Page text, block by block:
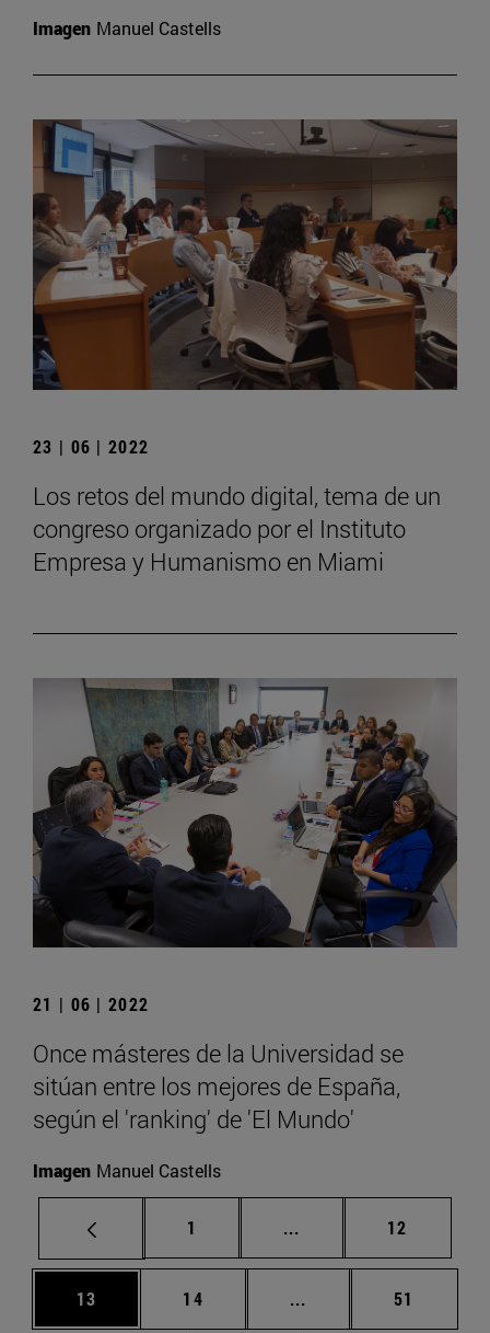
Imagen Manuel Castells
23 | 06 | 2022
Los retos del mundo digital, tema de un
congreso organizado por el Instituto
Empresa y Humanismo en Miami
21 | 06 | 2022
Once másteres de la Universidad se
sitúan entre los mejores de España,
según el 'ranking' de 'El Mundo'
Imagen Manuel Castells
Página
1 ... Páginas intermedias
Página
12
Página
13 Página
14 ... Páginas intermedias
Página
51